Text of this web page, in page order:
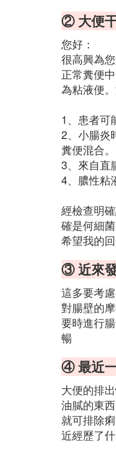
② 大便
您好：
很高興為
正常糞便
為粘液便
1、患者可
2、小腸炎
糞便混合。
3、來自直
4、膿性粘
經檢查明
確是何細
希望我的
③ 近來
這多要考
對腸壁的
要時進行
暢
④ 最近
大便的排
油膩的東
就可排除
近經歷了